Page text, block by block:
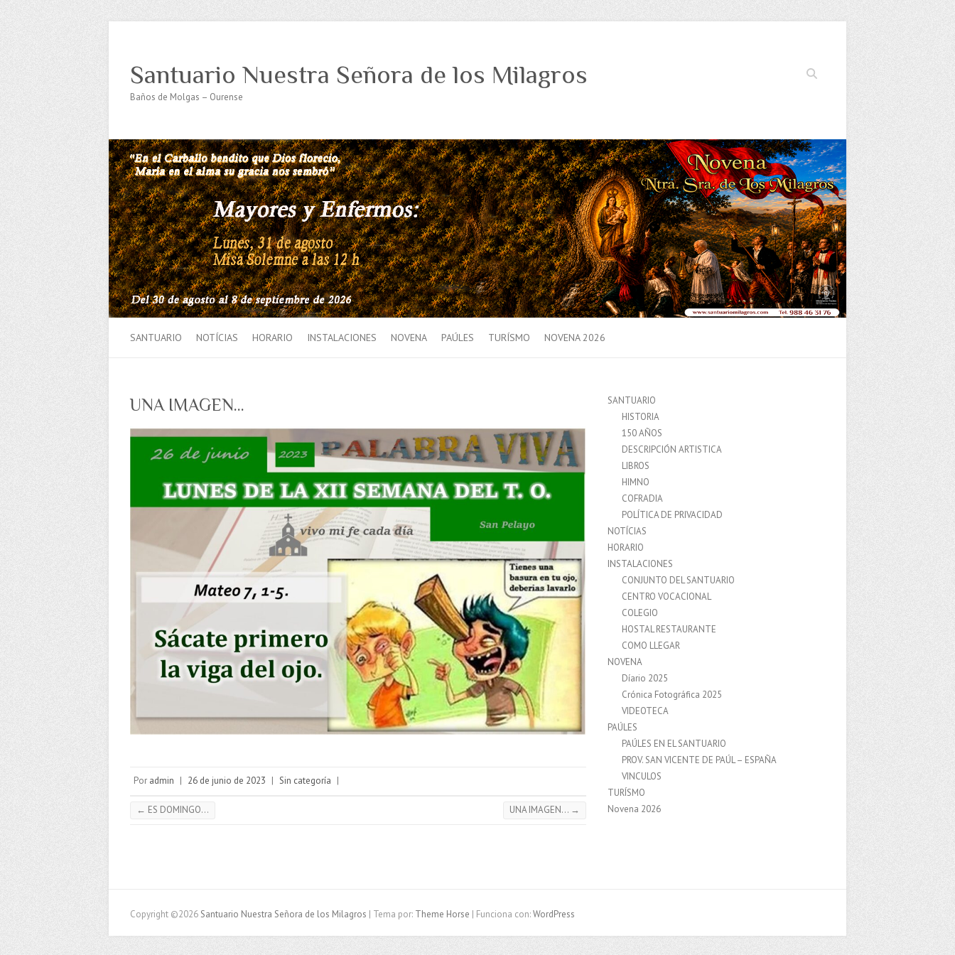
Buscar
Santuario Nuestra Señora de los Milagros
Baños de Molgas – Ourense
SANTUARIO NOTÍCIAS HORARIO INSTALACIONES NOVENA PAÚLES TURÍSMO NOVENA 2026
UNA IMAGEN…
Por admin | 26 de junio de 2023 | Sin categoría |
← ES DOMINGO… UNA IMAGEN… →
SANTUARIO
HISTORIA
150 AÑOS
DESCRIPCIÓN ARTISTICA
LIBROS
HIMNO
COFRADIA
POLÍTICA DE PRIVACIDAD
NOTÍCIAS
HORARIO
INSTALACIONES
CONJUNTO DEL SANTUARIO
CENTRO VOCACIONAL
COLEGIO
HOSTAL RESTAURANTE
COMO LLEGAR
NOVENA
Díario 2025
Crónica Fotográfica 2025
VIDEOTECA
PAÚLES
PAÚLES EN EL SANTUARIO
PROV. SAN VICENTE DE PAÚL – ESPAÑA
VINCULOS
TURÍSMO
Novena 2026
Copyright ©2026 Santuario Nuestra Señora de los Milagros | Tema por: Theme Horse | Funciona con:WordPress